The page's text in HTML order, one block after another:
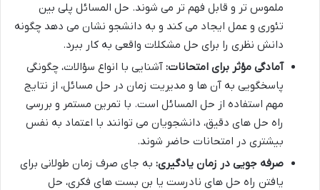
ملموس تر و قابل فهم تر می شوند. حل المسائل پلی بین
تئوری و عمل ایجاد می کند و به دانشجو نشان می دهد چگونه
دانش نظری را برای حل مشکلات واقعی به کار ببرد.
آمادگی مؤثر برای امتحانات: آشنایی با انواع سؤالات، چگونگی
پاسخگویی به آن ها و مدیریت زمان در حل مسائل، از نتایج
مهم استفاده از حل المسائل است. با تمرین مستمر و بررسی
راه حل های دقیق، دانشجویان می توانند با اعتماد به نفس
بیشتری در امتحانات حاضر شوند.
صرفه جویی در زمان یادگیری: به جای صرف زمان طولانی برای
یافتن راه حل های نادرست یا بن بست های فکری، حل